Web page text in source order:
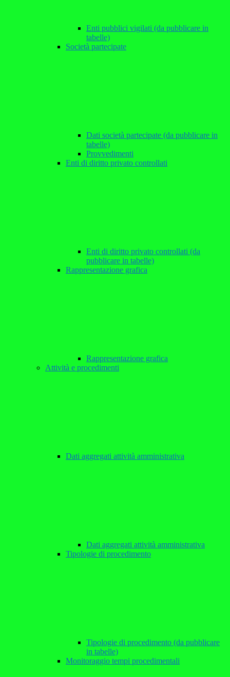
Enti pubblici vigilati (da pubblicare in
tabelle)
Società partecipate
Dati società partecipate (da pubblicare in
tabelle)
Provvedimenti
Enti di diritto privato controllati
Enti di diritto privato controllati (da
pubblicare in tabelle)
Rappresentazione grafica
Rappresentazione grafica
Attività e procedimenti
Dati aggregati attività amministrativa
Dati aggregati attività amministrativa
Tipologie di procedimento
Tipologie di procedimento (da pubblicare
in tabelle)
Monitoraggio tempi procedimentali